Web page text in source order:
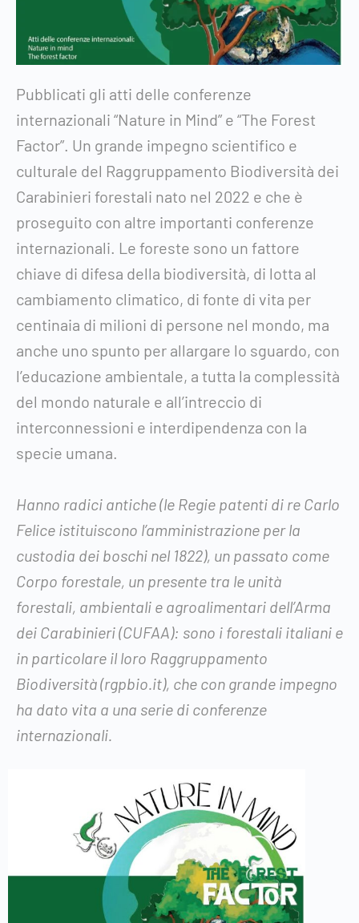
Pubblicati gli atti delle conferenze
internazionali “Nature in Mind” e “The Forest
Factor”. Un grande impegno scientifico e
culturale del Raggruppamento Biodiversità dei
Carabinieri forestali nato nel 2022 e che è
proseguito con altre importanti conferenze
internazionali. Le foreste sono un fattore
chiave di difesa della biodiversità, di lotta al
cambiamento climatico, di fonte di vita per
centinaia di milioni di persone nel mondo, ma
anche uno spunto per allargare lo sguardo, con
l’educazione ambientale, a tutta la complessità
del mondo naturale e all’intreccio di
interconnessioni e interdipendenza con la
specie umana.
Hanno radici antiche (le Regie patenti di re Carlo
Felice istituiscono l’amministrazione per la
custodia dei boschi nel 1822), un passato come
Corpo forestale, un presente tra le unità
forestali, ambientali e agroalimentari dell’Arma
dei Carabinieri (CUFAA): sono i forestali italiani e
in particolare il loro Raggruppamento
Biodiversità (rgpbio.it), che con grande impegno
ha dato vita a una serie di conferenze
internazionali.